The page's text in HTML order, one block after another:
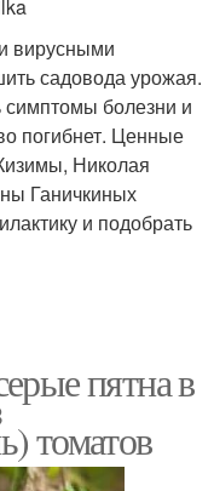
вирусными
садовода урожая.
болезни и
погибнет. Ценные
Николая
Ганичкиных
и подобрать
пятна в
томатов